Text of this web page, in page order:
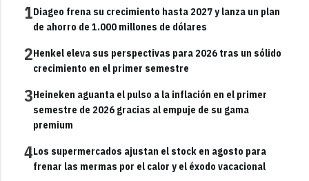
1Diageo frena su crecimiento hasta 2027 y lanza un plan
de ahorro de 1.000 millones de dólares
2Henkel eleva sus perspectivas para 2026 tras un sólido
crecimiento en el primer semestre
3Heineken aguanta el pulso a la inflación en el primer
semestre de 2026 gracias al empuje de su gama
premium
4Los supermercados ajustan el stock en agosto para
frenar las mermas por el calor y el éxodo vacacional